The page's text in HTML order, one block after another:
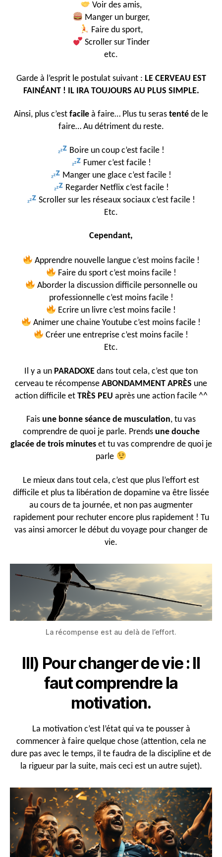
Voir des amis,
Manger un burger,
Faire du sport,
Scroller sur Tinder
etc.
Garde à l’esprit le postulat suivant : LE CERVEAU EST
FAINÉANT ! IL IRA TOUJOURS AU PLUS SIMPLE.
Ainsi, plus c’est facile à faire… Plus tu seras tenté de le
faire… Au détriment du reste.
Boire un coup c’est facile !
Fumer c’est facile !
Manger une glace c’est facile !
Regarder Netflix c’est facile !
Scroller sur les réseaux sociaux c’est facile !
Etc.
Cependant,
Apprendre nouvelle langue c’est moins facile !
Faire du sport c’est moins facile !
Aborder la discussion difficile personnelle ou
professionnelle c’est moins facile !
Ecrire un livre c’est moins facile !
Animer une chaine Youtube c’est moins facile !
Créer une entreprise c’est moins facile !
Etc.
Il y a un PARADOXE dans tout cela, c’est que ton
cerveau te récompense ABONDAMMENT APRÈS une
action difficile et TRÈS PEU après une action facile ^^
Fais une bonne séance de musculation, tu vas
comprendre de quoi je parle. Prends une douche
glacée de trois minuteset tu vas comprendre de quoi je
parle
Le mieux dans tout cela, c’est que plus l’effort est
difficile et plus ta libération de dopamine va être lissée
au cours de ta journée, et non pas augmenter
rapidement pour rechuter encore plus rapidement ! Tu
vas ainsi amorcer le début du voyage pour changer de
vie.
La récompense est au delà de l’effort.
III) Pour changer de vie : Il
faut comprendre la
motivation.
La motivation c’est l’état qui va te pousser à
commencer à faire quelque chose (attention, cela ne
dure pas avec le temps, il te faudra de la discipline et de
la rigueur par la suite, mais ceci est un autre sujet).